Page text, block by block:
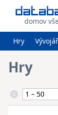
domov
Hry
Hry